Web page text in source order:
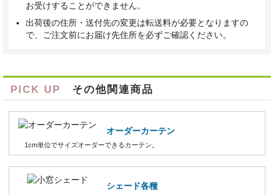
お受けすることができません。
出荷後の住所・送付先の変更は転送料が必要となりますの
で、ご注文前にお届け先住所を必ずご確認ください。
PICK UP その他関連商品
オーダーカーテン
1cm単位でサイズオーダーできるカーテン。
シェード各種